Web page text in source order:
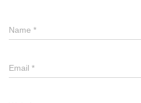
Name *
Email *